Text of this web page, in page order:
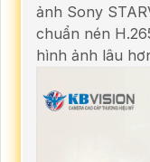
ảnh Sony
chuẩn nén
hình ảnh lâu